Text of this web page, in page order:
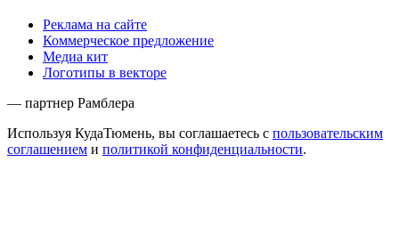
Реклама на сайте
Коммерческое предложение
Медиа кит
Логотипы в векторе
— партнер Рамблера
Используя КудаТюмень, вы соглашаетесь с пользовательским
соглашением и политикой конфиденциальности.